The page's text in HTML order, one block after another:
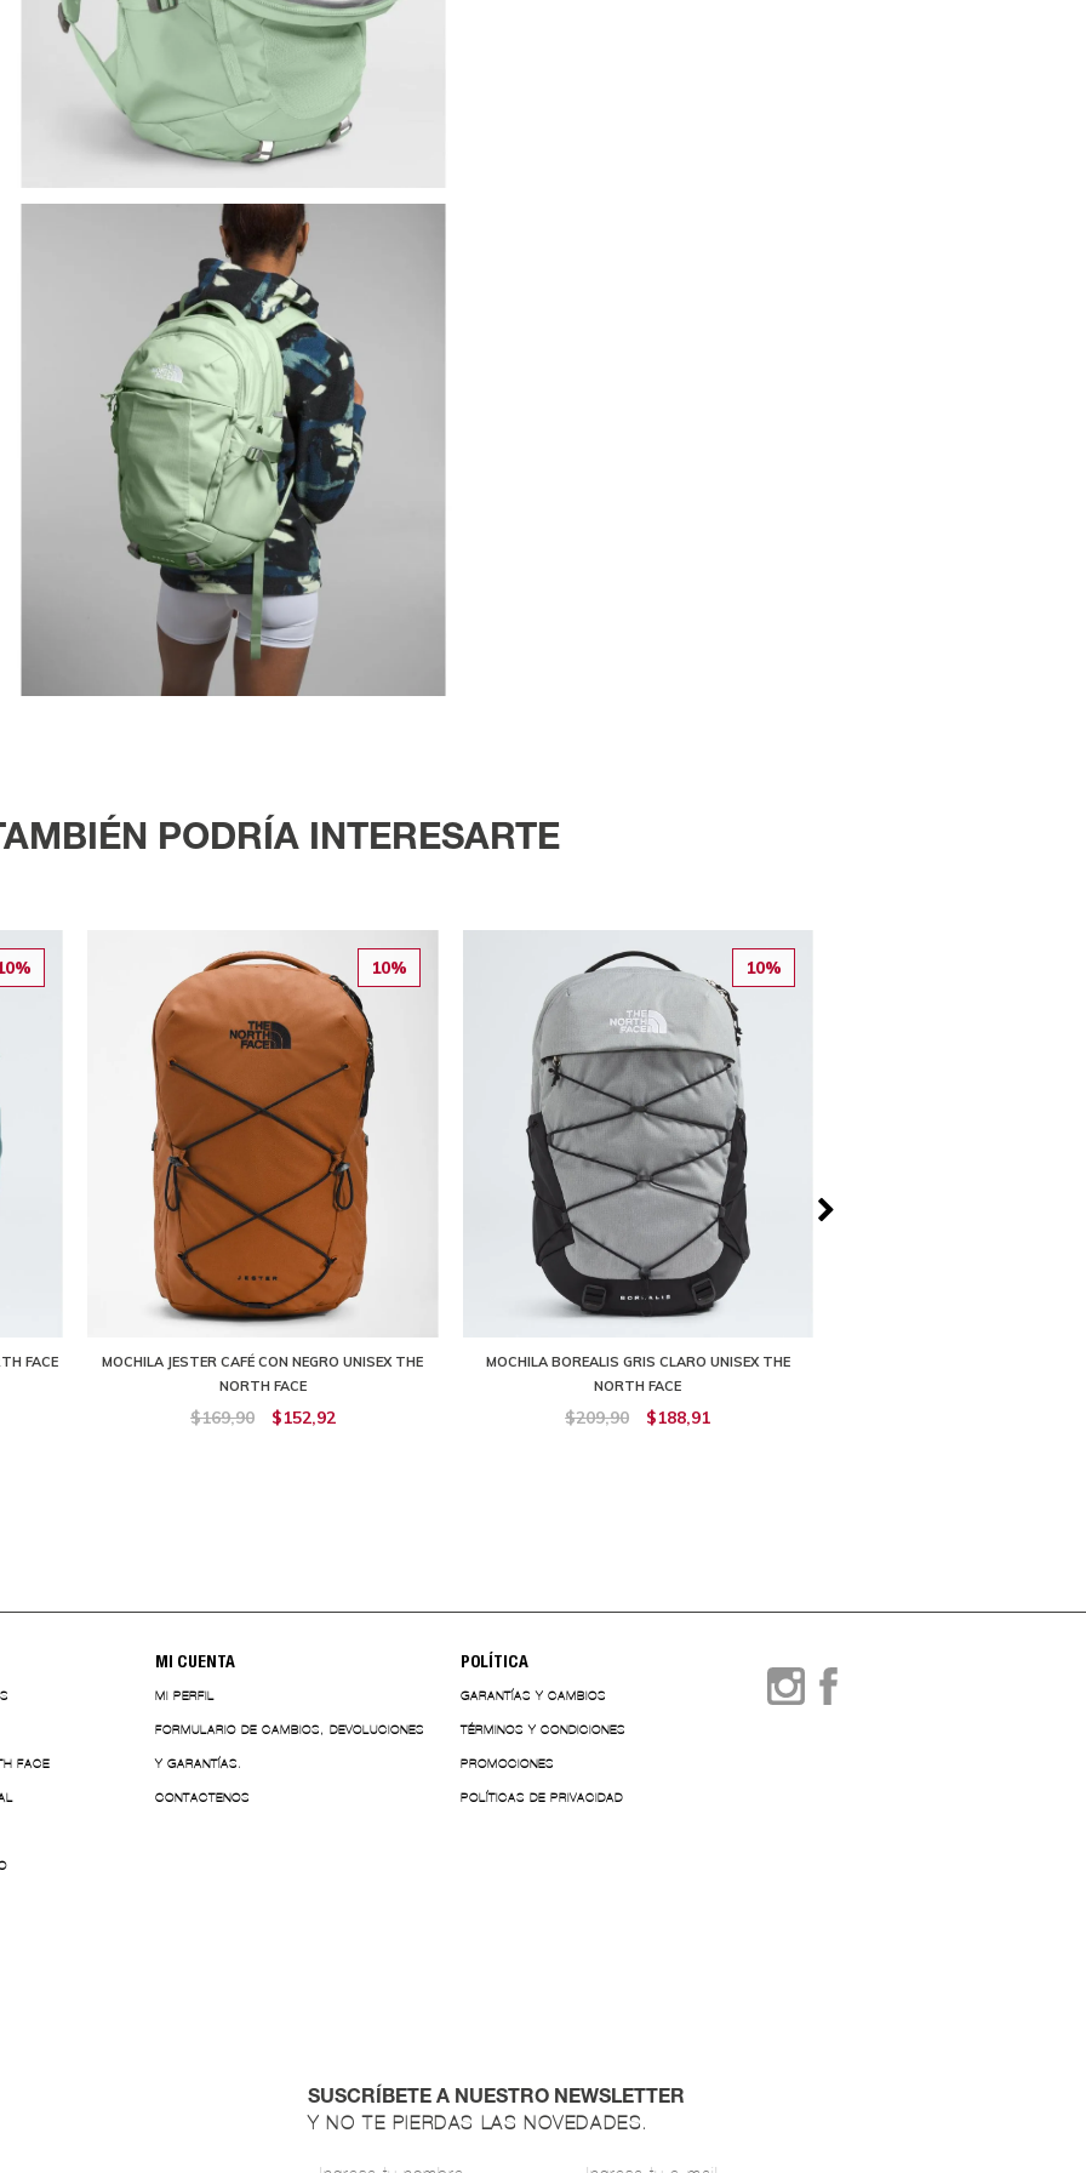
PODRÍA INTERESARTE
FACE
10%
MOCHILA JESTER CAFÉ CON NEGRO UNISEX THE
NORTH FACE
$169,90 $152,92
10%
MOCHILA BOREALIS GRIS CLARO UNISEX THE
NORTH FACE
$209,90 $188,91
FACE
MI CUENTA
MI PERFIL
FORMULARIO DE CAMBIOS, DEVOLUCIONES
Y GARANTÍAS.
CONTACTENOS
POLÍTICA
GARANTÍAS Y CAMBIOS
TÉRMINOS Y CONDICIONES
PROMOCIONES
POLÍTICAS DE PRIVACIDAD
SUSCRÍBETE A NUESTRO NEWSLETTER
Y NO TE PIERDAS LAS NOVEDADES.